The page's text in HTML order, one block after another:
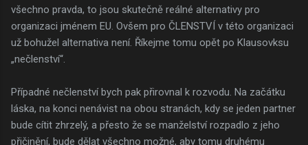
všechno pravda, to jsou skutečně reálné alternativy pro
organizaci jménem EU. Ovšem pro ČLENSTVÍ v této organizaci
už bohužel alternativa není. Říkejme tomu opět po Klausovksu
„nečlenství“.
Případné nečlenství bych pak přirovnal k rozvodu. Na začátku
láska, na konci nenávist na obou stranách, kdy se jeden partner
bude cítit zhrzelý, a přesto že se manželství rozpadlo z jeho
přičinění, bude dělat všechno možné, aby tomu druhému